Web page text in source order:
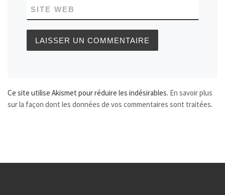
SITE WEB
Ce site utilise Akismet pour réduire les indésirables. En savoir plus
sur la façon dont les données de vos commentaires sont traitées.